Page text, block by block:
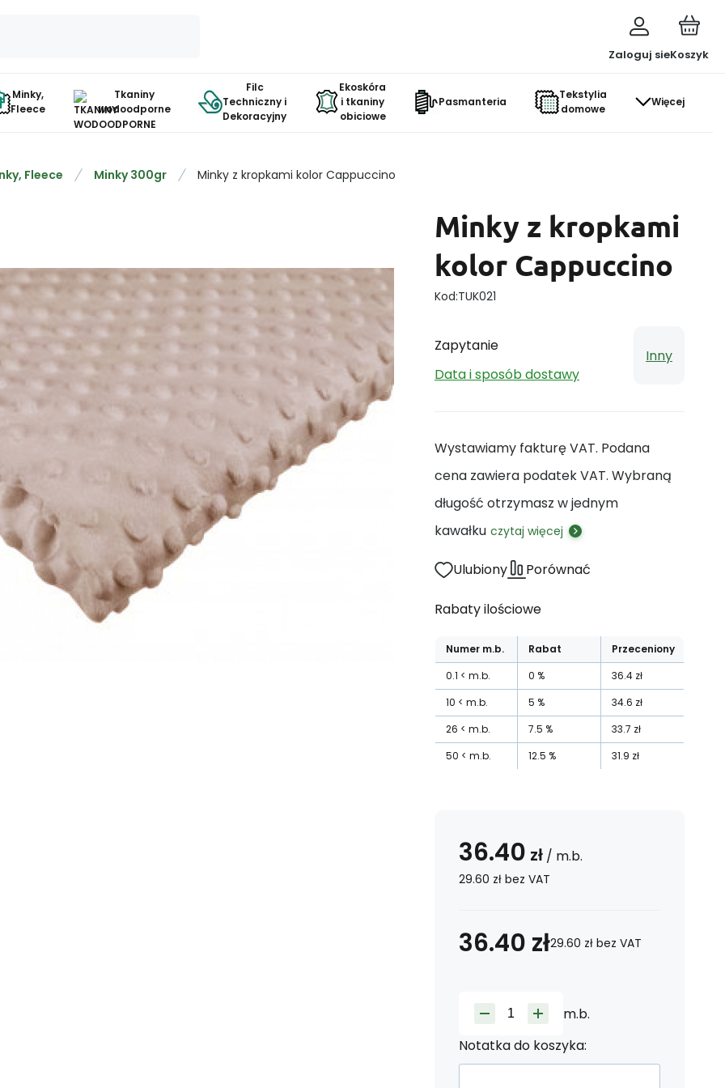
Zaloguj sieKoszyk
Minky,
Fleece
Tkaniny
wodoodporne
Filc
Techniczny i
Dekoracyjny
Ekoskóra
i tkaniny
obiciowe
Pasmanteria
Tekstylia
domowe
Więcej
Fleece Minky 300gr Minky z kropkami kolor Cappuccino
Minky z kropkami
kolor Cappuccino
Kod:TUK021
Zapytanie
Data i sposób dostawy
Inny
Wystawiamy fakturę VAT. Podana
cena zawiera podatek VAT. Wybraną
długość otrzymasz w jednym
kawałku czytaj więcej
Ulubiony Porównać
Rabaty ilościowe
Numer m.b. Rabat
Przeceniony
0.1
m.b. 0 % 36.4 zł
10
m.b. 5 % 34.6 zł
26
m.b. 7.5 % 33.7 zł
50
m.b. 12.5 % 31.9 zł
36.40 zł / m.b.
29.60 zł bez VAT
36.40 zł29.60 zł bez VAT
m.b.
Notatka do koszyka: